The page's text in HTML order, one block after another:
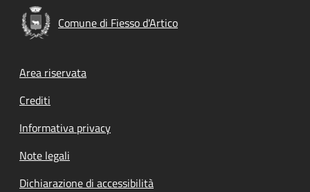
Comune di Fiesso d'Artico
Footer menu
Area riservata
Crediti
Informativa privacy
Note legali
Dichiarazione di accessibilità